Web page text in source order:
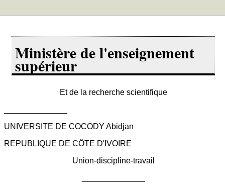
Ministère de l'enseignement
supérieur
Et de la recherche scientifique
UNIVERSITE DE COCODY Abidjan
REPUBLIQUE DE CÔTE D'IVOIRE
Union-discipline-travail